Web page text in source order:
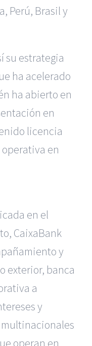
Perú, Brasily
su estrategia
ha acelerado
ha abierto en
en
licencia
en
en el
CaixaBank
y
exterior, banca
a
y
operan en